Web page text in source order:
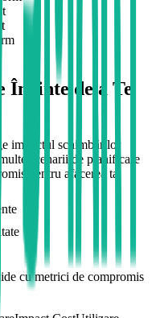
Înainte de a Te
impactul schimbărilor
scenarii de planificare
pentru afacerea ta.
cu metrici de compromis